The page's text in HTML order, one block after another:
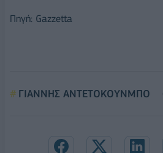
Πηγή: Gazzetta
ΓΙΑΝΝΗΣ ΑΝΤΕΤΟΚΟΥΝΜΠΟ